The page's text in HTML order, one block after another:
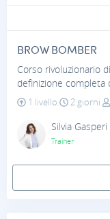
BROW BOMBER
Corso rivoluzionario
definizione completa
1 livello
2 giorni
Silvia Gasperi
Trainer